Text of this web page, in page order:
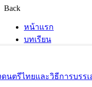
Back
หน้าแรก
บทเรียน
ดนตรีไทยและวิธีการบรรเ